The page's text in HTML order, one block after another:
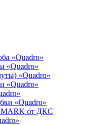
«Quadro»
«Quadro»
«Quadro»
«Quadro»
«Quadro»
MARK от ДКС